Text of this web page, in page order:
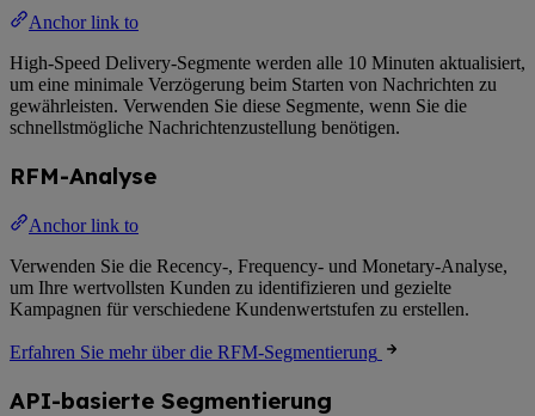
Anchor link to
High-Speed Delivery-Segmente werden alle 10 Minuten aktualisiert,
um eine minimale Verzögerung beim Starten von Nachrichten zu
gewährleisten. Verwenden Sie diese Segmente, wenn Sie die
schnellstmögliche Nachrichtenzustellung benötigen.
RFM-Analyse
Anchor link to
Verwenden Sie die Recency-, Frequency- und Monetary-Analyse,
um Ihre wertvollsten Kunden zu identifizieren und gezielte
Kampagnen für verschiedene Kundenwertstufen zu erstellen.
Erfahren Sie mehr über die RFM-Segmentierung
API-basierte Segmentierung